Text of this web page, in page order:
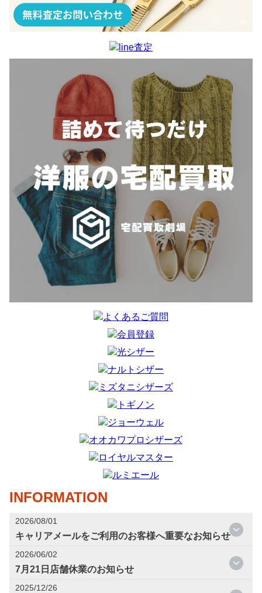
INFORMATION
2026/08/01
キャリアメールをご利用のお客様へ重要なお知らせ
2026/06/02
7月21日店舗休業のお知らせ
2025/12/26